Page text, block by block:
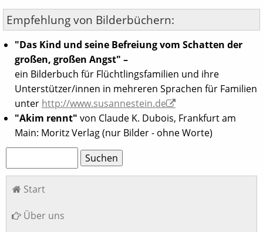
Empfehlung von Bilderbüchern:
"Das Kind und seine Befreiung vom Schatten der
großen, großen Angst" –
ein Bilderbuch für Flüchtlingsfamilien und ihre
Unterstützer/innen in mehreren Sprachen für Familien
unter http://www.susannestein.de
"Akim rennt" von Claude K. Dubois, Frankfurt am
Main: Moritz Verlag (nur Bilder - ohne Worte)
Suchen
Navigation
Start
Über uns